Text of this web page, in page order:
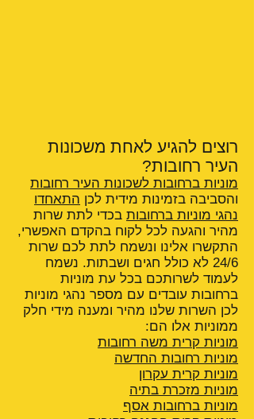
רוצים להגיע לאחת משכונות
העיר רחובות?
מוניות ברחובות לשכונות העיר רחובות
והסביבה בזמינות מידית לכן התאחדו
נהגי מוניות ברחובות בכדי לתת שרות
מהיר והגעה לכל לקוח בהקדם האפשרי,
התקשרו אלינו ונשמח לתת לכם שרות
24/6 לא כולל חגים ושבתות. נשמח
לעמוד לשרותכם בכל עת מוניות
ברחובות עובדים עם מספר נהגי מוניות
לכן השרות שלנו מהיר ומענה מידי חלק
ממוניות אלו הם:
מוניות קרית משה רחובות
מוניות רחובות החדשה
מוניות קרית עקרון
מוניות מזכרת בתיה
מוניות ברחובות אסף